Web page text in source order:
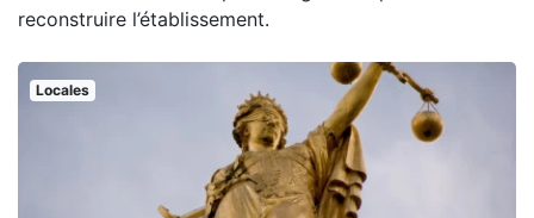
reconstruire l’établissement.
Locales